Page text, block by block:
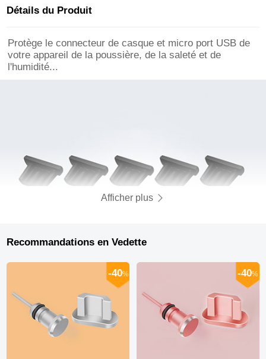
Détails du Produit
Protège le connecteur de casque et micro port USB de
votre appareil de la poussière, de la saleté et de
l'humidité...
Afficher plus
Recommandations en Vedette
-40% -40%